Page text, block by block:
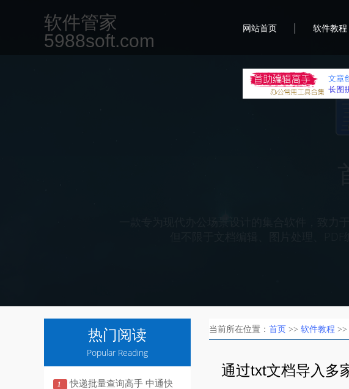
软件管家
5988soft.com
网站首页 | 软件教程
热门阅读
Popular Reading
1
快递批量查询高手 中通快
当前所在位置： 首页 >> 软件教程 >>
通过txt文档导入多